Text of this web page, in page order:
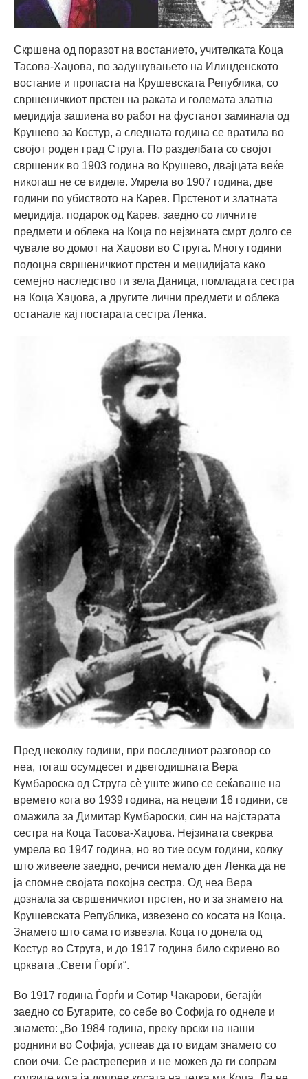
Скршена од поразот на востанието, учителката Коца
Тасова-Хаџова, по задушувањето на Илинденското
востание и пропаста на Крушевската Република, со
свршеничкиот прстен на раката и големата златна
меџидија зашиена во работ на фустанот заминала од
Крушево за Костур, а следната година се вратила во
својот роден град Струга. По разделбата со својот
свршеник во 1903 година во Крушево, двајцата веќе
никогаш не се виделе. Умрела во 1907 година, две
години по убиството на Карев. Прстенот и златната
меџидија, подарок од Карев, заедно со личните
предмети и облека на Коца по нејзината смрт долго се
чувале во домот на Хаџови во Струга. Многу години
подоцна свршеничкиот прстен и меџидијата како
семејно наследство ги зела Даница, помладата сестра
на Коца Хаџова, а другите лични предмети и облека
останале кај постарата сестра Ленка.
Пред неколку години, при последниот разговор со
неа, тогаш осумдесет и двегодишната Вера
Кумбароска од Струга сѐ уште живо се сеќаваше на
времето кога во 1939 година, на нецели 16 години, се
омажила за Димитар Кумбароски, син на најстарата
сестра на Коца Тасова-Хаџова. Нејзината свекрва
умрела во 1947 година, но во тие осум години, колку
што живееле заедно, речиси немало ден Ленка да не
ја спомне својата покојна сестра. Од неа Вера
дознала за свршеничкиот прстен, но и за знамето на
Крушевската Република, извезено со косата на Коца.
Знамето што сама го извезла, Коца го донела од
Костур во Струга, и до 1917 година било скриено во
црквата „Свети Ѓорѓи“.
Во 1917 година Ѓорѓи и Сотир Чакарови, бегајќи
заедно со Бугарите, со себе во Софија го однеле и
знамето: „Во 1984 година, преку врски на наши
роднини во Софија, успеав да го видам знамето со
свои очи. Се растреперив и не можев да ги сопрам